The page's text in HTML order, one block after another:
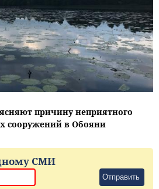
причину неприятного
сооружений в Обояни
СМИ
Отправить